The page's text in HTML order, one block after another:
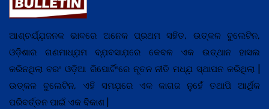
ଆଶ୍ଚର୍ଯ୍ଯ଼ଜନକ ଭାବରେ ଅନେକ ପ୍ରଥମ ସହିତ, ଉତ୍କଳ ବୁଲେଟିନ,
ଓଡ଼ିଶାର ଗଣମାଧ୍ଯ଼ମ ବ୍ଯ଼ବସାଯ଼ରେ କେବଳ ଏକ ଉତ୍ଥାନ ହାସଲ
କରିନଥିଲା ବରଂ ଓଡ଼ିଆ ରିପୋର୍ଟିଂରେ ନୂତନ ନୀତି ମଧ୍ଯ଼ ସ୍ଥାପନ କରିଥିଲା |
ଉତ୍କଳ ବୁଲେଟିନ, ଏହି ସମଯ଼ରେ ଏକ କାଗଜ ନୁହେଁ ତଥାପି ଆର୍ଥିକ
ପରିବର୍ତ୍ତନ ପାଇଁ ଏକ ବିକାଶ |